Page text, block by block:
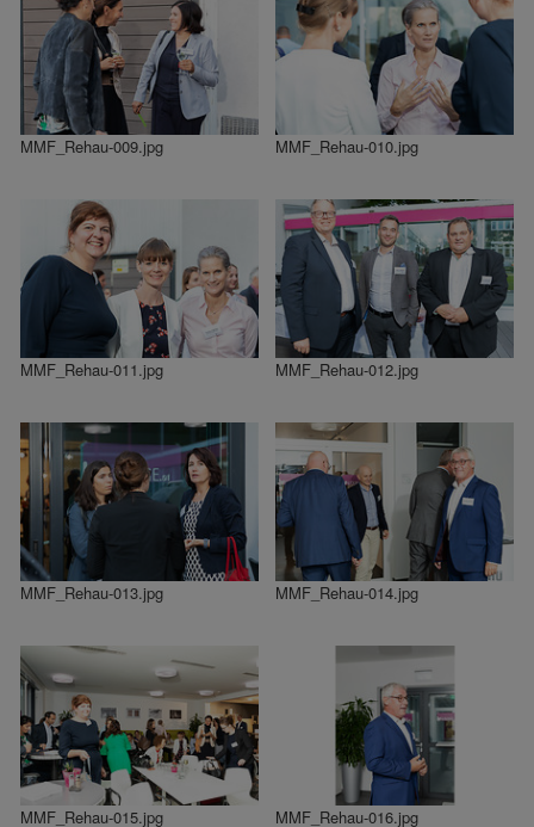
MMF_Rehau-009.jpg MMF_Rehau-010.jpg
MMF_Rehau-011.jpg MMF_Rehau-012.jpg
MMF_Rehau-013.jpg MMF_Rehau-014.jpg
MMF_Rehau-015.jpg MMF_Rehau-016.jpg